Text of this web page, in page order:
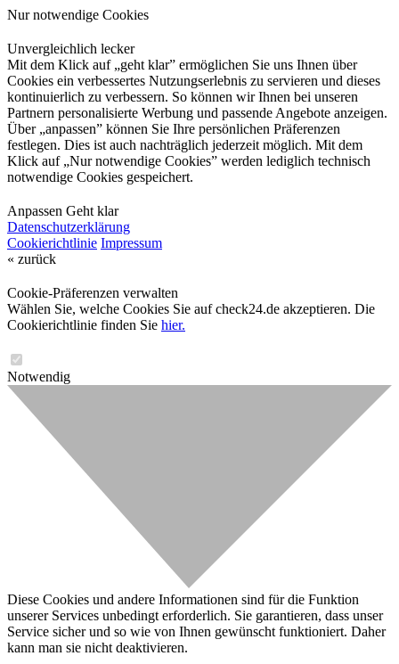
Nur notwendige Cookies
Unvergleichlich lecker
Mit dem Klick auf „geht klar” ermöglichen Sie uns Ihnen über
Cookies ein verbessertes Nutzungserlebnis zu servieren und dieses
kontinuierlich zu verbessern. So können wir Ihnen bei unseren
Partnern personalisierte Werbung und passende Angebote anzeigen.
Über „anpassen” können Sie Ihre persönlichen Präferenzen
festlegen. Dies ist auch nachträglich jederzeit möglich. Mit dem
Klick auf „Nur notwendige Cookies” werden lediglich technisch
notwendige Cookies gespeichert.
Anpassen Geht klar
Datenschutzerklärung
Cookierichtlinie Impressum
« zurück
Cookie-Präferenzen verwalten
Wählen Sie, welche Cookies Sie auf check24.de akzeptieren. Die
Cookierichtlinie finden Sie hier.
Notwendig
Diese Cookies und andere Informationen sind für die Funktion
unserer Services unbedingt erforderlich. Sie garantieren, dass unser
Service sicher und so wie von Ihnen gewünscht funktioniert. Daher
kann man sie nicht deaktivieren.